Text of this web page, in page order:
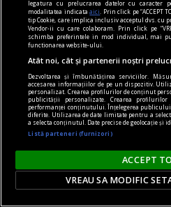
Românca Iasmina,
legatura cu prelucrarea datelor cu caracter
modalitatea indicataaici
. Prin click pe
tip Cookie, care implica inclusiv acceptul dvs. cu
Vendor-ii cu care colaboram. Prin click pe
schimba preferintele in mod individual, mai
functionarea website-ului.
Atât noi, cât și partenerii noștri
Dezvoltarea și îmbunătățirea serviciilor.
accesarea informațiilor de pe un dispozitiv.
personalizat. Crearea profilurilor de conținut
publicității personalizate. Crearea
performanței conținutului. Înțelegerea
diferite. Utilizarea de date limitate pentru a
a selecta conținutul. Date precise de geolocație
Listă parteneri (furnizori)
ACCEPT
VREAU SA MODIFIC